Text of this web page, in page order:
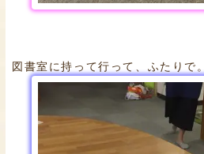
図書室に持って行って、ふたりで。